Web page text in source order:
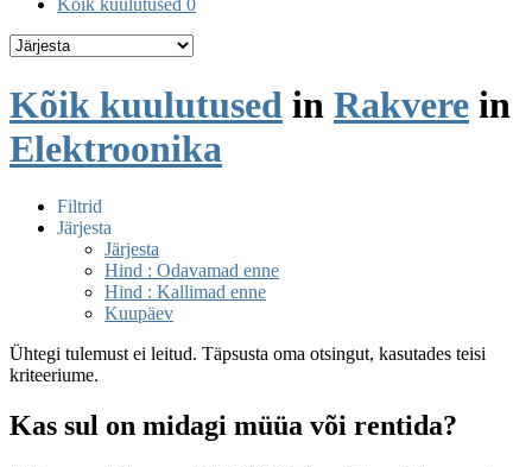
Kõik kuulutused 0
Kõik kuulutused in Rakvere in
Elektroonika
Filtrid
Järjesta
Järjesta
Hind : Odavamad enne
Hind : Kallimad enne
Kuupäev
Ühtegi tulemust ei leitud. Täpsusta oma otsingut, kasutades teisi
kriteeriume.
Kas sul on midagi müüa või rentida?